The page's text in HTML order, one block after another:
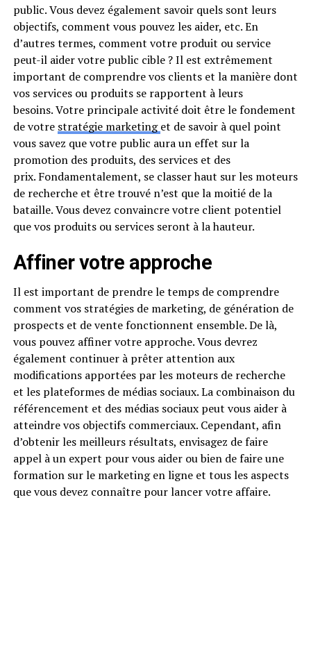
public. Vous devez également savoir quels sont leurs
objectifs, comment vous pouvez les aider, etc. En
d’autres termes, comment votre produit ou service
peut-il aider votre public cible ? Il est extrêmement
important de comprendre vos clients et la manière dont
vos services ou produits se rapportent à leurs
besoins. Votre principale activité doit être le fondement
de votre stratégie marketinget de savoir à quel point
vous savez que votre public aura un effet sur la
promotion des produits, des services et des
prix. Fondamentalement, se classer haut sur les moteurs
de recherche et être trouvé n’est que la moitié de la
bataille. Vous devez convaincre votre client potentiel
que vos produits ou services seront à la hauteur.
Affiner votre approche
Il est important de prendre le temps de comprendre
comment vos stratégies de marketing, de génération de
prospects et de vente fonctionnent ensemble. De là,
vous pouvez affiner votre approche. Vous devrez
également continuer à prêter attention aux
modifications apportées par les moteurs de recherche
et les plateformes de médias sociaux. La combinaison du
référencement et des médias sociaux peut vous aider à
atteindre vos objectifs commerciaux. Cependant, afin
d’obtenir les meilleurs résultats, envisagez de faire
appel à un expert pour vous aider ou bien de faire une
formation sur le marketing en ligne et tous les aspects
que vous devez connaître pour lancer votre affaire.